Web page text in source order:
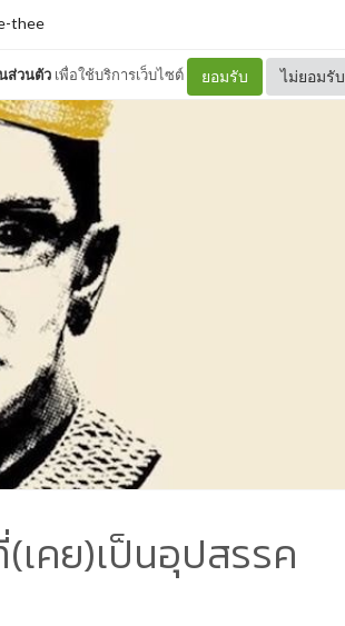
ส่วนตัว เพื่อใช้บริการเว็บไซต์ ยอมรับ ไม่ยอมรับ
thee
คย)เป็นอุปสรรค